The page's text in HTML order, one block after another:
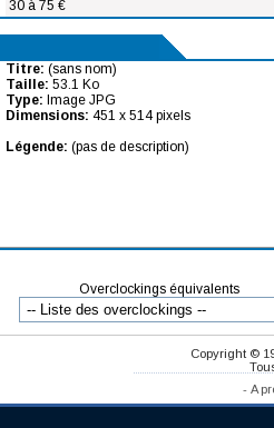
30 à 75 €
Titre: (sans nom)
Taille: 53.1 Ko
Type: Image JPG
Dimensions: 451 x 514 pixels
Légende: (pas de description)
Overclockings équivalents
Copyright ©
- A